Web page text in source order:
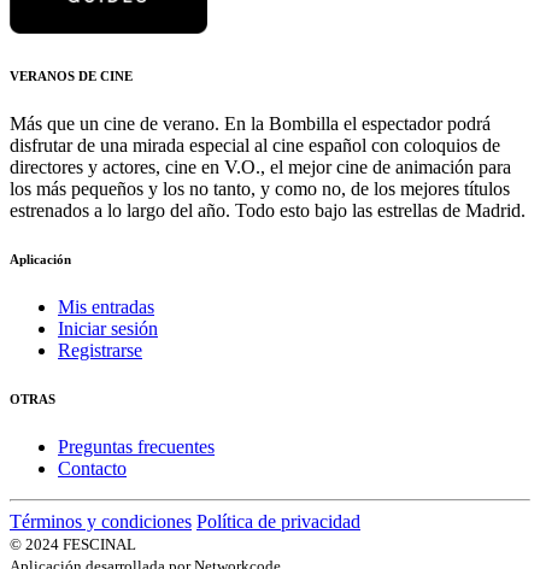
VERANOS DE CINE
Más que un cine de verano. En la Bombilla el espectador podrá
disfrutar de una mirada especial al cine español con coloquios de
directores y actores, cine en V.O., el mejor cine de animación para
los más pequeños y los no tanto, y como no, de los mejores títulos
estrenados a lo largo del año. Todo esto bajo las estrellas de Madrid.
Aplicación
Mis entradas
Iniciar sesión
Registrarse
OTRAS
Preguntas frecuentes
Contacto
Términos y condiciones Política de privacidad
© 2024 FESCINAL